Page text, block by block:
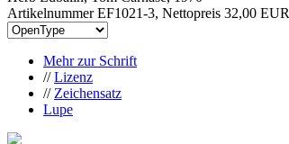
Artikelnummer EF1021-3, Nettopreis 32,00 EUR
Mehr zur Schrift
//Lizenz
// Zeichensatz
Lupe